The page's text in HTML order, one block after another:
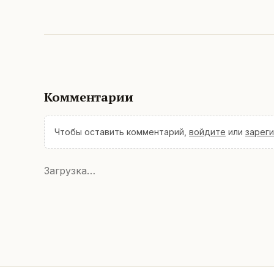
Комментарии
Чтобы оставить комментарий, войдите или
Загрузка…